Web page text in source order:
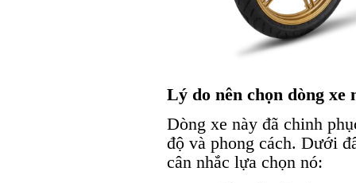
Lý do nên chọn dòng xe
Dòng xe này đã chinh
độ và phong cách. Dưới
cân nhắc lựa chọn nó: